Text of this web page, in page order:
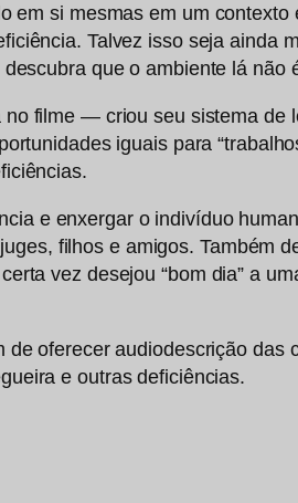
em si mesmas em um contexto
Talvez isso seja ainda
que o ambiente lá não
filme — criou seu sistema de
iguais para
e enxergar o indivíduo
filhos e amigos. Também
vez desejou “bom dia” a
oferecer audiodescrição das
e outras deficiências.